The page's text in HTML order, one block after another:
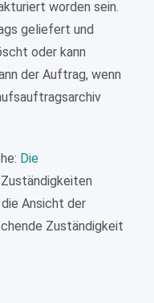
worden sein.
geliefert und
oder kann
der Auftrag, wenn
Die
Ansicht der
Zuständigkeit